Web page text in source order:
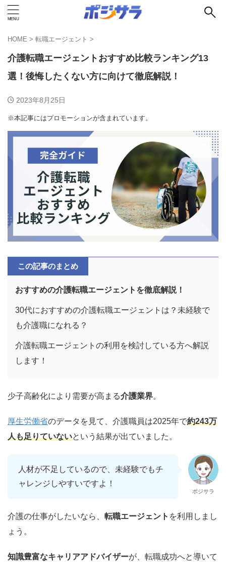
HOME > 転職エージェント >
介護転職エージェントおすすめ比較ランキング13
選！後悔したくない方に向けて徹底解説！
2023年8月25日
※本記事にはプロモーションが含まれています。
この記事のまとめ
おすすめの介護転職エージェントを徹底解説！
30代におすすめの介護転職エージェントは？未経験で
も介護職になれる？
介護転職エージェントの利用を検討している方へ解説
します！
少子高齢化により需要が高まる介護業界。
厚生労働省のデータを見て、介護職員は2025年で約243万
人も足りていないという結果が出ていました。
人材が不足しているので、未経験でもチ
ャレンジしやすいですよ！
ポジサラ
介護の仕事がしたいなら、 転職エージェント を利用しまし
ょう。
知識豊富なキャリアアドバイザーが、転職成功へと導いて